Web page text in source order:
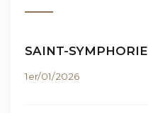
SAINT-
1er/01/2026